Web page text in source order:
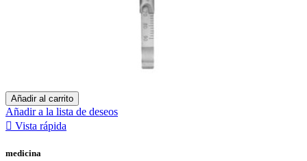
Añadir al carrito
Añadir a la lista de deseos
 Vista rápida
medicina